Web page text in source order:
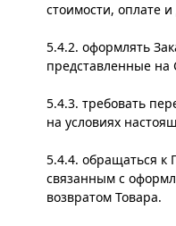
стоимости, оплате и
5.4.2. оформлять
представленные на
5.4.3. требовать
на условиях
5.4.4. обращаться к
связанным с
возвратом Товара.